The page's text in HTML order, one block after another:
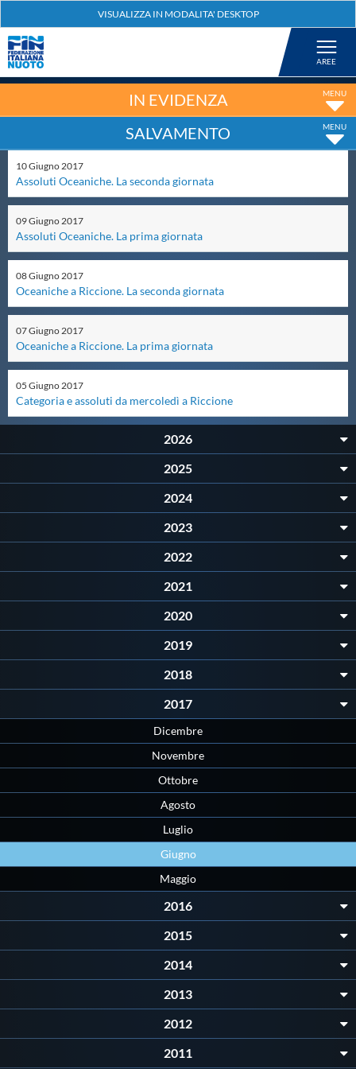
Nuoto
Tuffi
Artistico
Fondo
Salvamento
Master
GUG
Centri Federali
Cookie Policy
IN EVIDENZA
SALVAMENTO
10Giugno2017
Assoluti Oceaniche. La seconda giornata
09Giugno2017
Assoluti Oceaniche. La prima giornata
08Giugno2017
Oceaniche a Riccione. La seconda giornata
07Giugno2017
Oceaniche a Riccione. La prima giornata
05 Giugno2017
Categoria e assoluti da mercoledì a Riccione
2026
2025
2024
2023
2022
2021
2020
2019
2018
2017
Dicembre
Novembre
Ottobre
Agosto
Luglio
Giugno
Maggio
2016
2015
2014
2013
2012
2011